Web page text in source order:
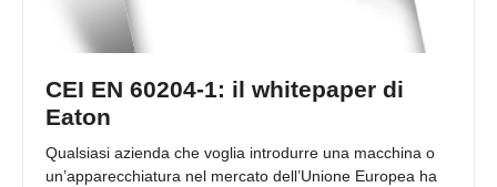
CEI EN 60204-1: il whitepaper di
Eaton
Qualsiasi azienda che voglia introdurre una macchina o
un’apparecchiatura nel mercato dell’Unione Europea ha